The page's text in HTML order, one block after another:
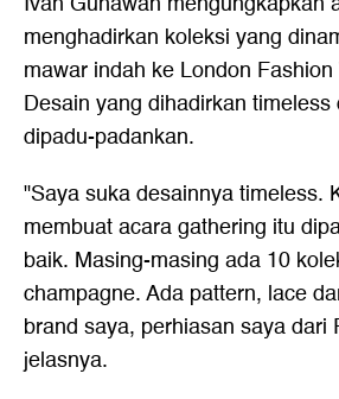
menghadirkan koleksi yang
mawar indah ke London
Desain yang dihadirkan
dipadu-padankan.
"Saya suka desainnya timeless.
membuat acara gathering itu
baik. Masing-masing ada 10
champagne. Ada pattern, lace
brand saya, perhiasan saya dari
jelasnya.